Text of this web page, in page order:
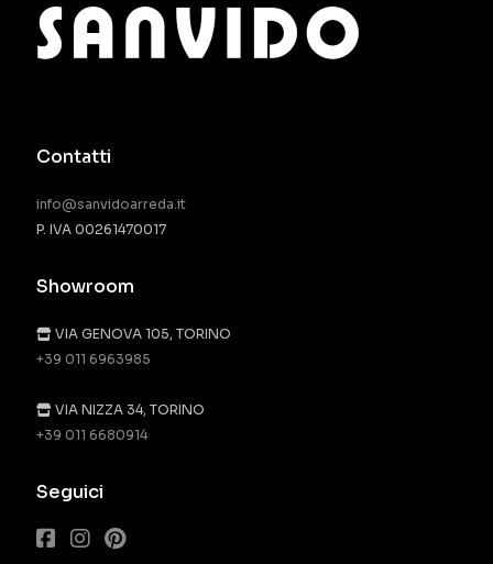
Contatti
info@sanvidoarreda.it
P. IVA 00261470017
Showroom
VIA GENOVA 105, TORINO
+39 011 6963985
VIA NIZZA 34, TORINO
+39 011 6680914
Seguici